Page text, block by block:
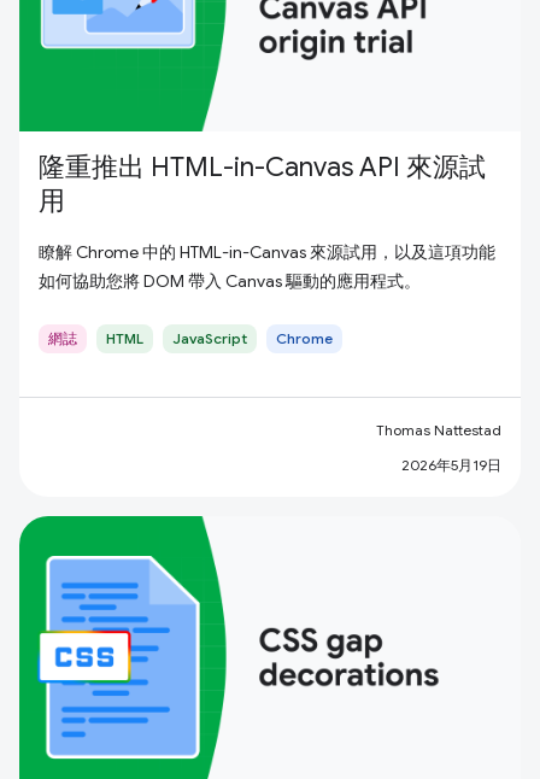
隆重推出 HTML-in-Canvas API 來源試
用
瞭解 Chrome 中的 HTML-in-Canvas 來源試用，以及這項功能
如何協助您將 DOM 帶入 Canvas 驅動的應用程式。
網誌 HTML JavaScript Chrome
Thomas Nattestad
2026年5月19日